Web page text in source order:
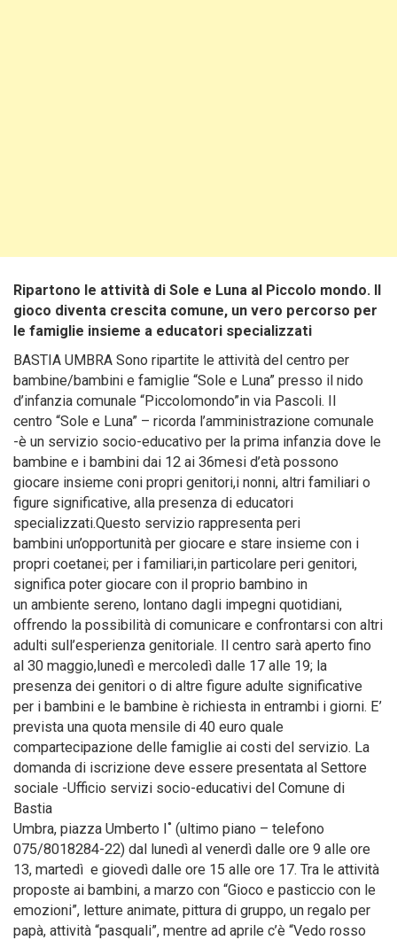
Ripartono le attività di Sole e Luna al Piccolo mondo. Il
gioco diventa crescita comune, un vero percorso per
le famiglie insieme a educatori specializzati
BASTIA UMBRA Sono ripartite le attività del centro per
bambine/bambini e famiglie “Sole e Luna” presso il nido
d’infanzia comunale “Piccolomondo”in via Pascoli. Il
centro “Sole e Luna” – ricorda l’amministrazione comunale
-è un servizio socio-educativo per la prima infanzia dove le
bambine e i bambini dai 12 ai 36mesi d’età possono
giocare insieme coni propri genitori,i nonni, altri familiari o
figure significative, alla presenza di educatori
specializzati.Questo servizio rappresenta peri
bambini un’opportunità per giocare e stare insieme con i
propri coetanei; per i familiari,in particolare peri genitori,
significa poter giocare con il proprio bambino in
un ambiente sereno, lontano dagli impegni quotidiani,
offrendo la possibilità di comunicare e confrontarsi con altri
adulti sull’esperienza genitoriale. Il centro sarà aperto fino
al 30 maggio,lunedì e mercoledì dalle 17 alle 19; la
presenza dei genitori o di altre figure adulte significative
per i bambini e le bambine è richiesta in entrambi i giorni. E’
prevista una quota mensile di 40 euro quale
compartecipazione delle famiglie ai costi del servizio. La
domanda di iscrizione deve essere presentata al Settore
sociale -Ufficio servizi socio-educativi del Comune di
Bastia
Umbra, piazza Umberto I˚ (ultimo piano – telefono
075/8018284-22) dal lunedì al venerdì dalle ore 9 alle ore
13, martedì e giovedì dalle ore 15 alle ore 17. Tra le attività
proposte ai bambini, a marzo con “Gioco e pasticcio con le
emozioni”, letture animate, pittura di gruppo, un regalo per
papà, attività “pasquali”, mentre ad aprile c’è “Vedo rosso